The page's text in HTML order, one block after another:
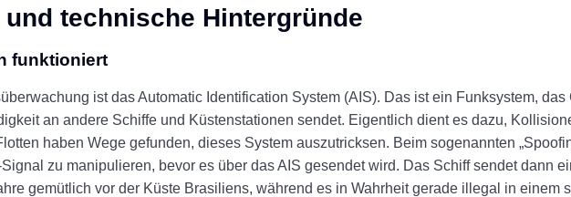
technische Hintergründe
funktioniert
ist das Automatic Identification System (AIS). Das ist ein Funksystem, das
an andere Schiffe und Küstenstationen sendet. Eigentlich dient es dazu,
haben Wege gefunden, dieses System auszutricksen. Beim sogenannten
zu manipulieren, bevor es über das AIS gesendet wird. Das Schiff sendet dann
gemütlich vor der Küste Brasiliens, während es in Wahrheit gerade illegal in einem